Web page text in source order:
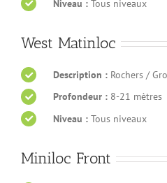
Niveau : Tous niveaux
West Matinloc
Description : Rochers /
Profondeur : 8-21 mètres
Niveau : Tous niveaux
Miniloc Front